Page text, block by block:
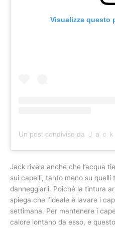
Visualizza questo
Jack rivela anche che l’acqua
sui capelli, tanto meno su quelli
danneggiarli. Poiché la tintura
spiega che l’ideale è lavare i
settimana. Per mantenere i
calore lontano da esso, e